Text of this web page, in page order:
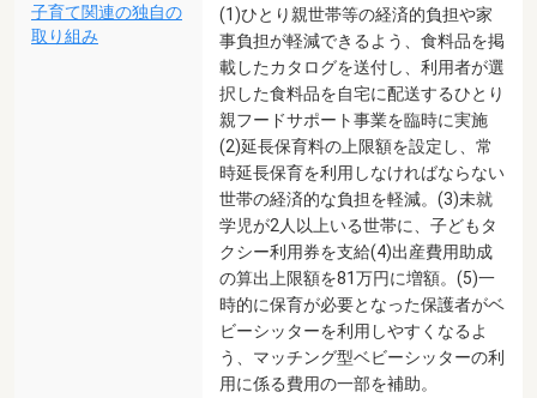
子育て関連の独自の
取り組み
(1)ひとり親世帯等の経済的負担や家
事負担が軽減できるよう、食料品を掲
載したカタログを送付し、利用者が選
択した食料品を自宅に配送するひとり
親フードサポート事業を臨時に実施
(2)延長保育料の上限額を設定し、常
時延長保育を利用しなければならない
世帯の経済的な負担を軽減。(3)未就
学児が2人以上いる世帯に、子どもタ
クシー利用券を支給(4)出産費用助成
の算出上限額を81万円に増額。(5)一
時的に保育が必要となった保護者がベ
ビーシッターを利用しやすくなるよ
う、マッチング型ベビーシッターの利
用に係る費用の一部を補助。